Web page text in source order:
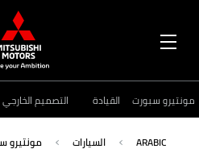
MENUمونتيرو سبورت القيادة التصميم الخارجي
ARABIC السيارات مونتيرو